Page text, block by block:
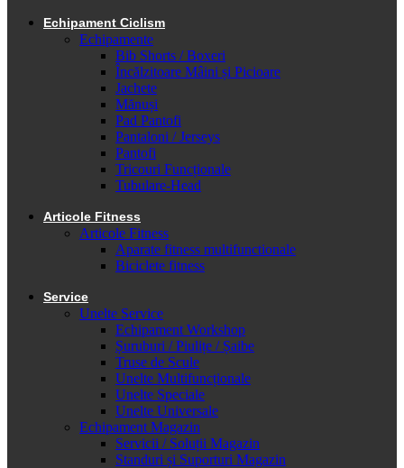
Echipament Ciclism
Echipamente
Bib Shorts / Boxeri
Încălzitoare Mâini și Picioare
Jachete
Mănuși
Pad Pantofi
Pantaloni / Jerseys
Pantofi
Tricouri Funcționale
Tubulare-Head
Articole Fitness
Articole Fitness
Aparate fitness multifunctionale
Biciclete fitness
Service
Unelte Service
Echipament Workshop
Șuruburi / Piulițe / Șaibe
Truse de Scule
Unelte Multifuncționale
Unelte Speciale
Unelte Universale
Echipament Magazin
Servicii / Soluții Magazin
Standuri și Suporturi Magazin